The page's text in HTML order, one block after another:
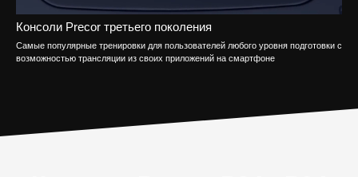
Консоли Precor третьего поколения
Самые популярные тренировки для пользователей любого уровня подготовки с
возможностью трансляции из своих приложений на смартфоне